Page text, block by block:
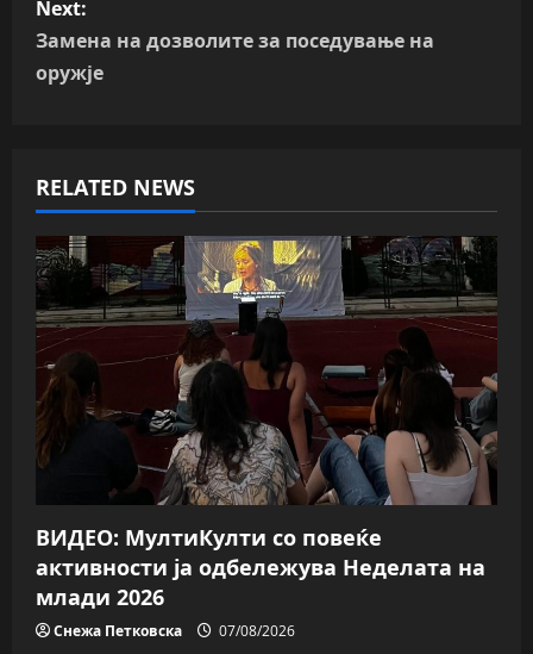
t
n
v
i
g
a
t
i
o
n
Next:
Замена на дозволите за поседување на
оружје
RELATED NEWS
ВИДЕО: МултиКулти со повеќе
активности ја одбележува Неделата на
млади 2026
Снежа Петковска 07/08/2026